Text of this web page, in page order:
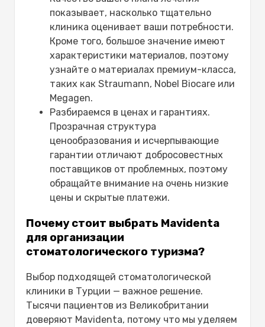
показывает, насколько тщательно
клиника оценивает ваши потребности.
Кроме того, большое значение имеют
характеристики материалов, поэтому
узнайте о материалах премиум-класса,
таких как Straumann, Nobel Biocare или
Megagen.
Разбираемся в ценах и гарантиях.
Прозрачная структура
ценообразования и исчерпывающие
гарантии отличают добросовестных
поставщиков от проблемных, поэтому
обращайте внимание на очень низкие
цены и скрытые платежи.
Почему стоит выбрать Mavidenta
для организации
стоматологического туризма?
Выбор подходящей стоматологической
клиники в Турции — важное решение.
Тысячи пациентов из Великобритании
доверяют Mavidenta, потому что мы уделяем